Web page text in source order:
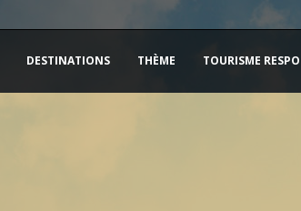
DESTINATIONS THÈME TOURISME